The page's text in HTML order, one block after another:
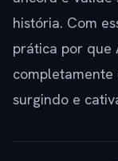
história. Com
prática por que
surgindo e